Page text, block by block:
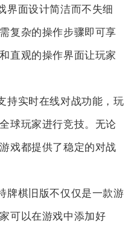
界面设计简洁而不失细
复杂的操作步骤即可享
直观的操作界面让玩家
持实时在线对战功能，玩
球玩家进行竞技。无论
戏都提供了稳定的对战
牌棋旧版不仅仅是一款游
可以在游戏中添加好